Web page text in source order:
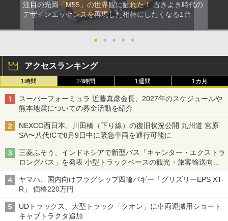
注目の光岡「M55」の世界観に触れた！ 古きよき時代の
デザインエッセンスを再現した相棒にしたくなる1台
● ● ● ● ●
アクセスランキング
1時間 24時間 1週間 1カ月
スーパーフォーミュラ 近藤真彦会長、2027年のスケジュールや
熊本地震についての募金活動を紹介
NEXCO西日本、川田橋（下り線）の復旧状況公開 九州道 宮原
SA〜八代ICで8月9日中に緊急車両を通行可能に
三菱ふそう、インドネシアで新型バス「キャンター・エクストラ
ロングバス」を発表 小型トラックベースの観光・旅客輸送向け
バス
ヤマハ、国内向けフラグシップ四輪バギー「グリズリーEPS XT-
R」 価格220万円
UDトラックス、大型トラック「クオン」に車両運搬用ショート
キャブトラクタ追加